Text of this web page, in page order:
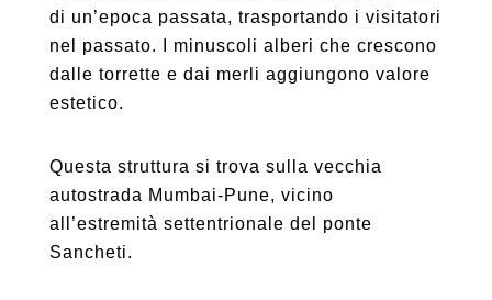
di un’epoca passata, trasportando i visitatori
nel passato. I minuscoli alberi che crescono
dalle torrette e dai merli aggiungono valore
estetico.
Questa struttura si trova sulla vecchia
autostrada Mumbai-Pune, vicino
all’estremità settentrionale del ponte
Sancheti.